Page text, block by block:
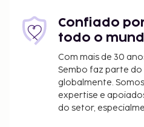
de janeiro e 19 de dezembro.
O alojamento dispõe
contíguos/
disponibilidade.
alojamento através do
incluído na
Confiado
todo o
Com mais de 30
Sembo faz parte
globalmente.
expertise e
do setor,